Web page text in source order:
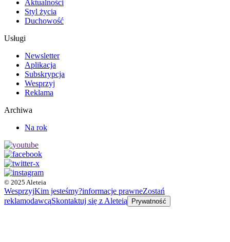
Aktualności
Styl życia
Duchowość
Usługi
Newsletter
Aplikacja
Subskrypcja
Wesprzyj
Reklama
Archiwa
Na rok
© 2025 Aleteia
WesprzyjKim jesteśmy?informacje prawneZostań
reklamodawcąSkontaktuj się z Aleteią Prywatność